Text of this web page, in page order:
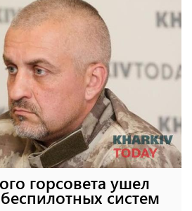
горсовета ушел
систем